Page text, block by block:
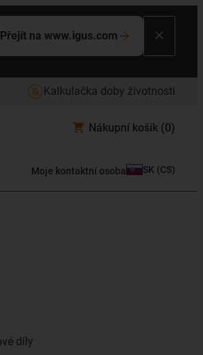
Přejít na www.igus.com
Kalkulačka doby životnosti
Nákupní košík (0)
Moje kontaktní osoba SK (CS)
díly